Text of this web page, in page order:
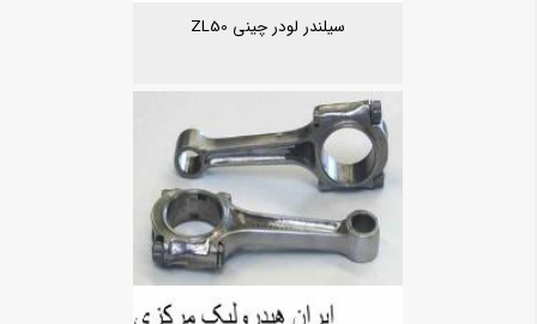
سیلندر لودر چینی ZL50